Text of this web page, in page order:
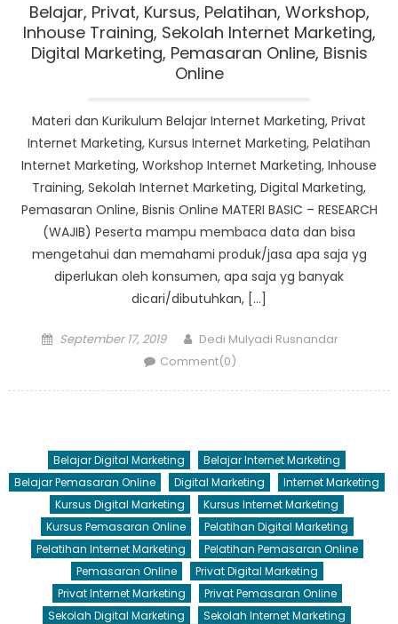
Belajar, Privat, Kursus, Pelatihan, Workshop,
Inhouse Training, Sekolah Internet Marketing,
Digital Marketing, Pemasaran Online, Bisnis
Online
Materi dan Kurikulum Belajar Internet Marketing, Privat
Internet Marketing, Kursus Internet Marketing, Pelatihan
Internet Marketing, Workshop Internet Marketing, Inhouse
Training, Sekolah Internet Marketing, Digital Marketing,
Pemasaran Online, Bisnis Online MATERI BASIC – RESEARCH
(WAJIB) Peserta mampu membaca data dan bisa
mengetahui dan memahami produk/jasa apa saja yg
diperlukan oleh konsumen, apa saja yg banyak
dicari/dibutuhkan, […]
Posted
September 17, 2019 Author
Dedi Mulyadi Rusnandar
Comment(0)
Belajar Digital Marketing
Belajar Internet Marketing
Belajar Pemasaran Online
Digital Marketing
Internet Marketing
Kursus Digital Marketing
Kursus Internet Marketing
Kursus Pemasaran Online
Pelatihan Digital Marketing
Pelatihan Internet Marketing
Pelatihan Pemasaran Online
Pemasaran Online
Privat Digital Marketing
Privat Internet Marketing
Privat Pemasaran Online
Sekolah Digital Marketing
Sekolah Internet Marketing